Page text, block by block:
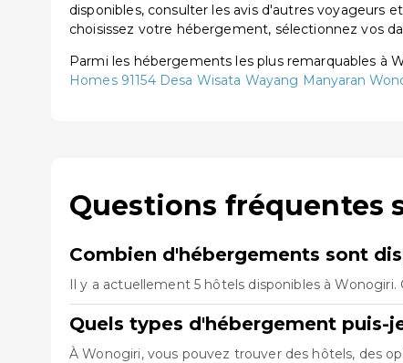
disponibles, consulter les avis d'autres voyageurs
choisissez votre hébergement, sélectionnez vos
Parmi les hébergements les plus remarquables
Homes 91154 Desa Wisata Wayang Manyaran
Questions fréquentes
Combien d'hébergements sont
Il y a actuellement 5 hôtels disponibles à
Quels types d'hébergement puis-
À Wonogiri, vous pouvez trouver des hôtels, des